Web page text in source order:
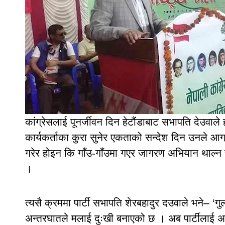
कांग्रेसलाई पूनर्जीवन दिन हेटौंडाबाट सभापति
कार्यकर्ताका कुरा सुनेर एकताको सन्देश दिन उनले
गरेर होइन कि गाँउ-गाँउमा गएर जागरण अभियान
।
त्यसै क्रममा पार्टी सभापति शेरबहादुर दउवाले भने–
अन्तरघातले मलाई दुःखी बनाएको छ । अब पार्टीलाई